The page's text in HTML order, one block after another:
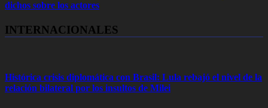
dichos sobre los actores
INTERNACIONALES
Histórica crisis diplomática con Brasil: Lula rebajó el nivel de la
relación bilateral por los insultos de Milei